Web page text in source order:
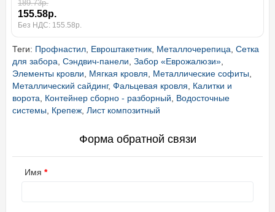
189.73р.
155.58р.
Без НДС: 155.58р.
Теги: Профнастил, Евроштакетник, Металлочерепица, Сетка
для забора, Сэндвич-панели, Забор «Еврожалюзи»,
Элементы кровли, Мягкая кровля, Металлические софиты,
Металлический сайдинг, Фальцевая кровля, Калитки и
ворота, Контейнер сборно - разборный, Водосточные
системы, Крепеж, Лист композитный
Форма обратной связи
Имя